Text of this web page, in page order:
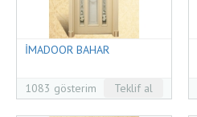
İMADOOR BAHAR
1083 gösterim Teklif al